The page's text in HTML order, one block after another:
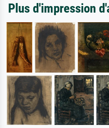
Plus d'impression